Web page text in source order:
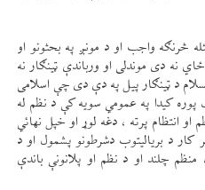
واجب او د مونږ په بحثونو او
نه دی موندلی او ورباندې ټينګار نه
د ټينګار پیل په دې دی چې اسلامی
کیدا په عمومي سویه کې د نظم له
او انتظام پرته ، دغه لوړ او خپل نهائي
د بریالیتوب دشرطونو پشمول او د
چلند او د نظم او پلانونې باندې